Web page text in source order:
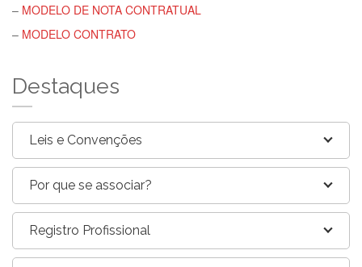
– MODELO DE NOTA CONTRATUAL
– MODELO CONTRATO
Destaques
Leis e Convenções
Por que se associar?
Registro Profissional